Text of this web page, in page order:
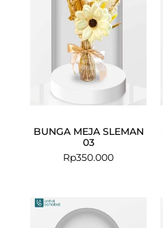
BUNGA MEJA SLEMAN
03
Rp350.000